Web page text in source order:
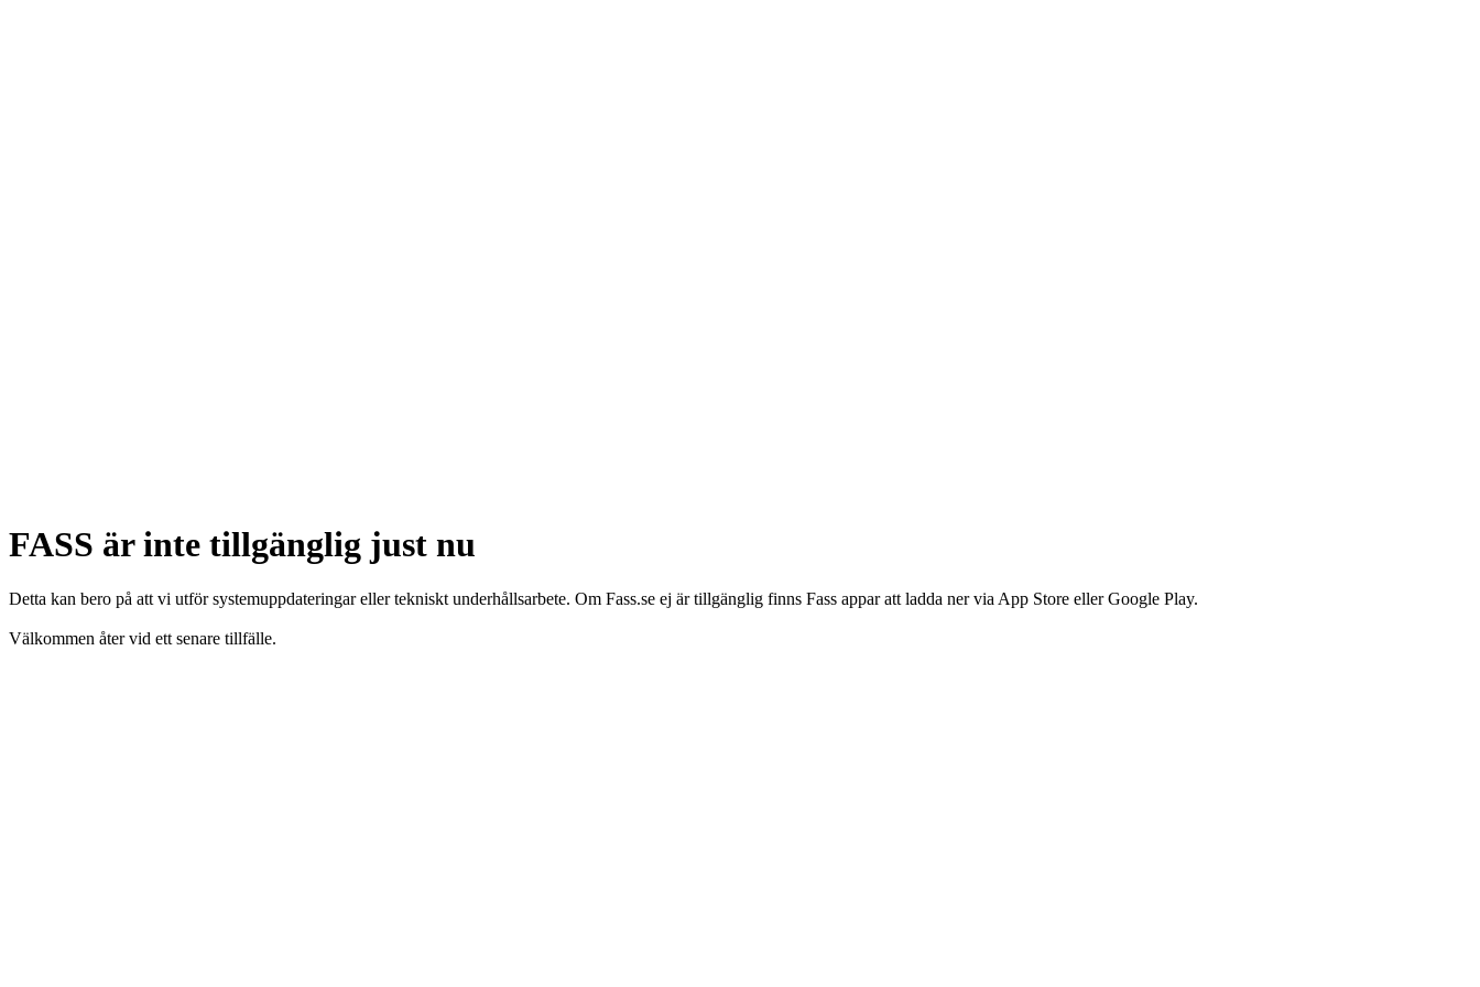
FASS är inte tillgänglig just nu
Detta kan bero på att vi utför systemuppdateringar eller tekniskt underhållsarbete. Om Fass.se ej är tillgänglig finns Fass appar att ladda ner via App Store eller Google Play.
Välkommen åter vid ett senare tillfälle.